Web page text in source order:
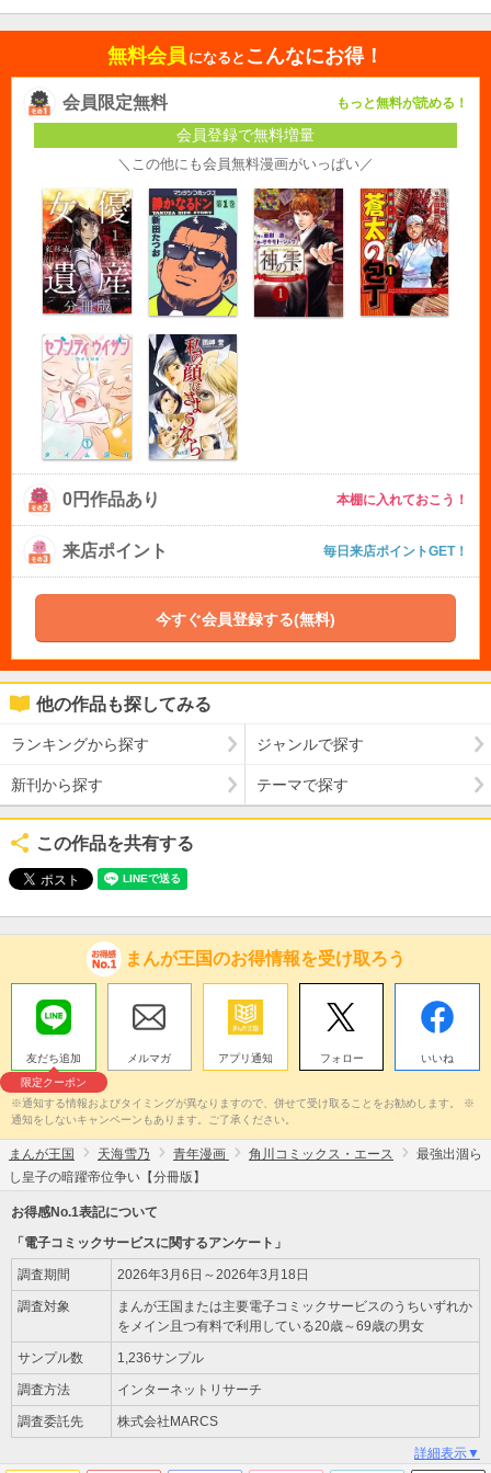
無料会員 になると こんなにお得！
会員限定無料 もっと無料が読める！
会員登録で無料増量
＼この他にも会員無料漫画がいっぱい／
0円作品あり 本棚に入れておこう！
来店ポイント 毎日来店ポイントGET！
今すぐ会員登録する(無料)
他の作品も探してみる
ランキングから探す ジャンルで探す
新刊から探す テーマで探す
この作品を共有する
まんが王国のお得情報を受け取ろう
友だち追加
限定クーポン
メルマガ アプリ通知 フォロー いいね
※通知する情報およびタイミングが異なりますので、併せて受け取ることをお勧めします。 ※
通知をしないキャンペーンもあります。ご了承ください。
まんが王国 天海雪乃 青年漫画 角川コミックス・エース
最強出涸ら
し皇子の暗躍帝位争い【分冊版】
お得感No.1表記について
「電子コミックサービスに関するアンケート」
調査期間 2026年3月6日～2026年3月18日
調査対象
まんが王国または主要電子コミックサービスのうちいずれか
をメイン且つ有料で利用している20歳～69歳の男女
サンプル数 1,236サンプル
調査方法 インターネットリサーチ
調査委託先 株式会社MARCS
詳細表示▼